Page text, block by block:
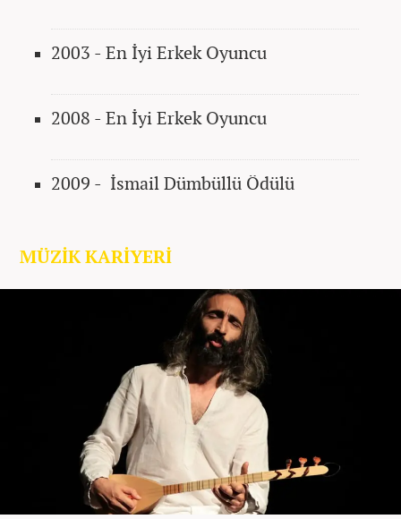
2003 - En İyi Erkek Oyuncu
2008 - En İyi Erkek Oyuncu
2009 - İsmail Dümbüllü Ödülü
MÜZİK KARİYERİ